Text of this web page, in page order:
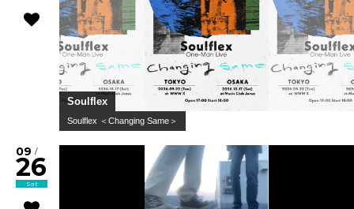
Soulflex
Soulflex ＜Changing Same＞
09 /
26
Sat